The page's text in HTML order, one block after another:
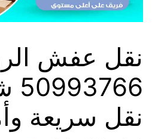
نقل عفش
نقل سريعة